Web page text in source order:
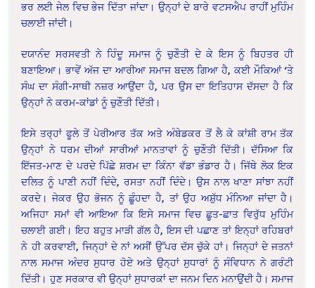
ਭਰ ਲਈ ਜੇਲ ਵਿਚ ਭੇਜ ਦਿੱਤਾ ਜਾਂਦਾ। ਉਨ੍ਹਾਂ ਦੇ ਬਾਰੇ ਵਟਸਐਪ ਰਾਹੀਂ ਮੁਹਿੰਮ
ਚਲਾਈ ਜਾਂਦੀ।
ਦਯਾਨੰਦ ਸਰਸਵਤੀ ਨੇ ਹਿੰਦੂ ਸਮਾਜ ਨੂੰ ਚੁਣੌਤੀ ਦੇ ਕੇ ਇਸ ਨੂੰ ਬਿਹਤਰ ਹੀ
ਬਣਾਇਆ। ਭਾਵੇਂ ਅੱਜ ਦਾ ਆਰੀਆ ਸਮਾਜ ਬਦਲ ਗਿਆ ਹੈ, ਕਈ ਮੌਕਿਆਂ ‘ਤੇ
ਸੰਘ ਦਾ ਸੰਗੀ-ਸਾਥੀ ਨਜ਼ਰ ਆਉਂਦਾ ਹੈ, ਪਰ ਉਸ ਦਾ ਇਤਿਹਾਸ ਦੱਸਦਾ ਹੈ ਕਿ
ਉਨ੍ਹਾਂ ਨੇ ਕਰਮ-ਕਾਂਡਾਂ ਨੂੰ ਚੁਣੌਤੀ ਦਿੱਤੀ।
ਇਸੇ ਤਰ੍ਹਾਂ ਫੂਲੇ ਤੋਂ ਪੇਰੀਆਰ ਤੱਕ ਅਤੇ ਅੰਬੇਡਕਰ ਤੋਂ ਲੈ ਕੇ ਕਾਂਸ਼ੀ ਰਾਮ ਤੱਕ
ਉਨ੍ਹਾਂ ਨੇ ਧਰਮ ਦੀਆਂ ਸਾਰੀਆਂ ਮਾਨਤਾਵਾਂ ਨੂੰ ਚੁਣੌਤੀ ਦਿੱਤੀ। ਦੱਸਿਆ ਕਿ
ਇੱਜਤ-ਮਾਣ ਦੇ ਪਰਦੇ ਪਿੱਛੇ ਸ਼ਰਮ ਦਾ ਕਿੰਨਾ ਵੱਡਾ ਭੰਡਾਰ ਹੈ। ਜਿੱਥੇ ਲੋਕ ਇਕ
ਦਲਿਤ ਨੂੰ ਪਾਣੀ ਨਹੀਂ ਦਿੰਦੇ, ਰਸਤਾ ਨਹੀਂ ਦਿੰਦੇ। ਉਸ ਨਾਲ ਖਾਣਾ ਸਾਂਝਾ ਨਹੀਂ
ਕਰਦੇ। ਜੇਕਰ ਉਹ ਭੋਜਨ ਨੂੰ ਛੂੰਹਦਾ ਹੈ, ਤਾਂ ਉਹ ਅਸ਼ੁੱਧ ਮੰਨਿਆ ਜਾਂਦਾ ਹੈ।
ਅਜਿਹਾ ਸਮਾਂ ਵੀ ਆਇਆ ਕਿ ਇਸੇ ਸਮਾਜ ਵਿਚ ਛੂਤ-ਛਾਤ ਵਿਰੁੱਧ ਮੁਹਿੰਮ
ਚਲਾਈ ਗਈ। ਇਹ ਬਹੁਤ ਮਾੜੀ ਗੱਲ ਹੈ, ਇਸ ਦੀ ਪਛਾਣ ਤਾਂ ਇਨ੍ਹਾਂ ਰਹਿਬਰਾਂ
ਨੇ ਹੀ ਕਰਵਾਈ, ਜਿਨ੍ਹਾਂ ਦੇ ਨਾਂ ਅਸੀਂ ਉੱਪਰ ਦੱਸ ਚੁੱਕੇ ਹਾਂ। ਜਿਨ੍ਹਾਂ ਦੇ ਜਤਨਾਂ
ਨਾਲ ਸਮਾਜ ਅੰਦਰ ਸੁਧਾਰ ਹੋਏ ਅਤੇ ਉਨ੍ਹਾਂ ਸੁਧਾਰਾਂ ਨੂੰ ਸੰਵਿਧਾਨ ਨੇ ਗਰੰਟੀ
ਦਿੱਤੀ। ਹੁਣ ਸਰਕਾਰ ਵੀ ਉਨ੍ਹਾਂ ਸੁਧਾਰਕਾਂ ਦਾ ਜਨਮ ਦਿਨ ਮਨਾਉਂਦੀ ਹੈ। ਸਮਾਜ